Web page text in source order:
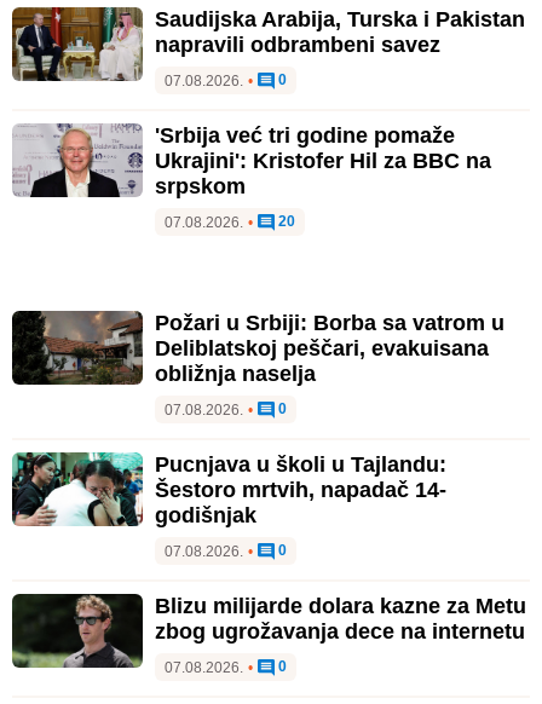
Saudijska Arabija, Turska i Pakistan
napravili odbrambeni savez
07.08.2026. • 0
'Srbija već tri godine pomaže
Ukrajini': Kristofer Hil za BBC na
srpskom
07.08.2026. • 20
Požari u Srbiji: Borba sa vatrom u
Deliblatskoj peščari, evakuisana
obližnja naselja
07.08.2026. • 0
Pucnjava u školi u Tajlandu:
Šestoro mrtvih, napadač 14-
godišnjak
07.08.2026. • 0
Blizu milijarde dolara kazne za Metu
zbog ugrožavanja dece na internetu
07.08.2026. • 0